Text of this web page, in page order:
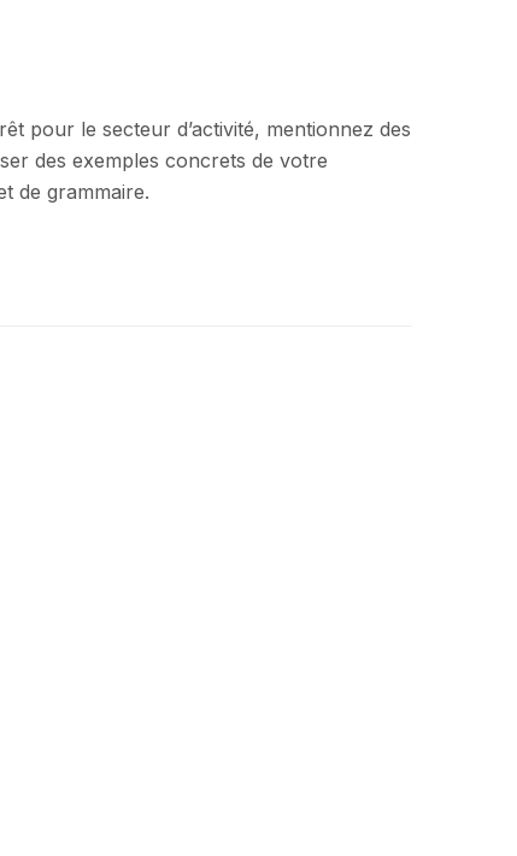
pour le secteur d’activité, mentionnez des
des exemples concrets de votre
de grammaire.